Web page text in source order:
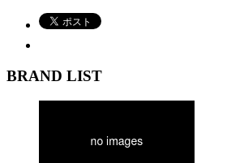
BRAND LIST